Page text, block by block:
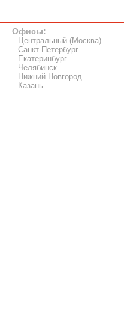
Офисы:
Центральный (Москва)
Санкт-Петербург
Екатеринбург
Челябинск
Нижний Новгород
Казань.